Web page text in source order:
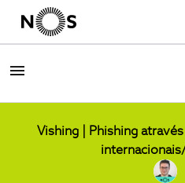
Vishing | Phishing